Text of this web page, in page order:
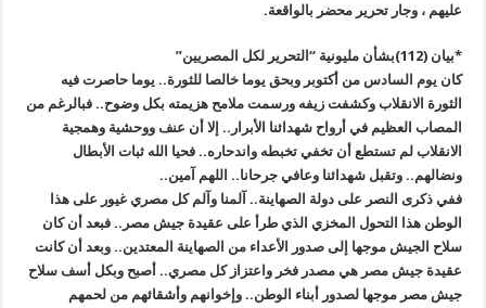
عليهم ، وجار تحرير محضر بالواقعة.
*بيان (112)بشأن مليونية “التحرير لكل المصريين”
كان يوم السادس من أكتوبر وبحق يوما خالصا للثورة.. يوما حاصرت فيه
الثورة الانقلاب وكشفت زيفه ورسمت ملامح هزيمته بكل وضوح.. فبالرغم من
المصاب العظيم في أرواح شهدائنا الأبرار.. إلا أن عنف ووحشية وهمجية
الانقلاب لم تستطع أن تخفي تخبطه واندحاره.. فحيا الله ثبات الأبطال
ونضالهم.. وتقبل شهدائنا وعافي جرحانا.. اللهم آمين..
ففي ذكرى النصر على دولة الصهاينة.. آلمنا وآلم كل مصري غيور على هذا
الوطن هذا التحول المخزي الذي طرأ على عقيدة جيش مصر.. فبعد أن كان
سلاح الجيش موجها إلى صدور الأعداء من الصهاينة المعتدين.. وبعد أن كانت
عقيدة جيش مصر هي مصدر فخر واعتزاز كل مصري.. أصبح وبكل أسف سلاح
جيش مصر موجها لصدور أبناء الوطن.. وإخوانهم وأشقائهم من لحمهم